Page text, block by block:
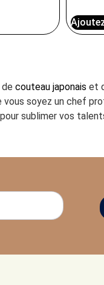
couteau japonais et
soyez un chef
sublimer vos